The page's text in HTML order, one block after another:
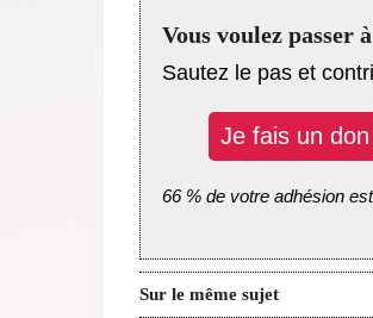
Vous voulez passer
Sautez le pas et
Je fais un don
66 % de votre adhésion
Sur le même sujet